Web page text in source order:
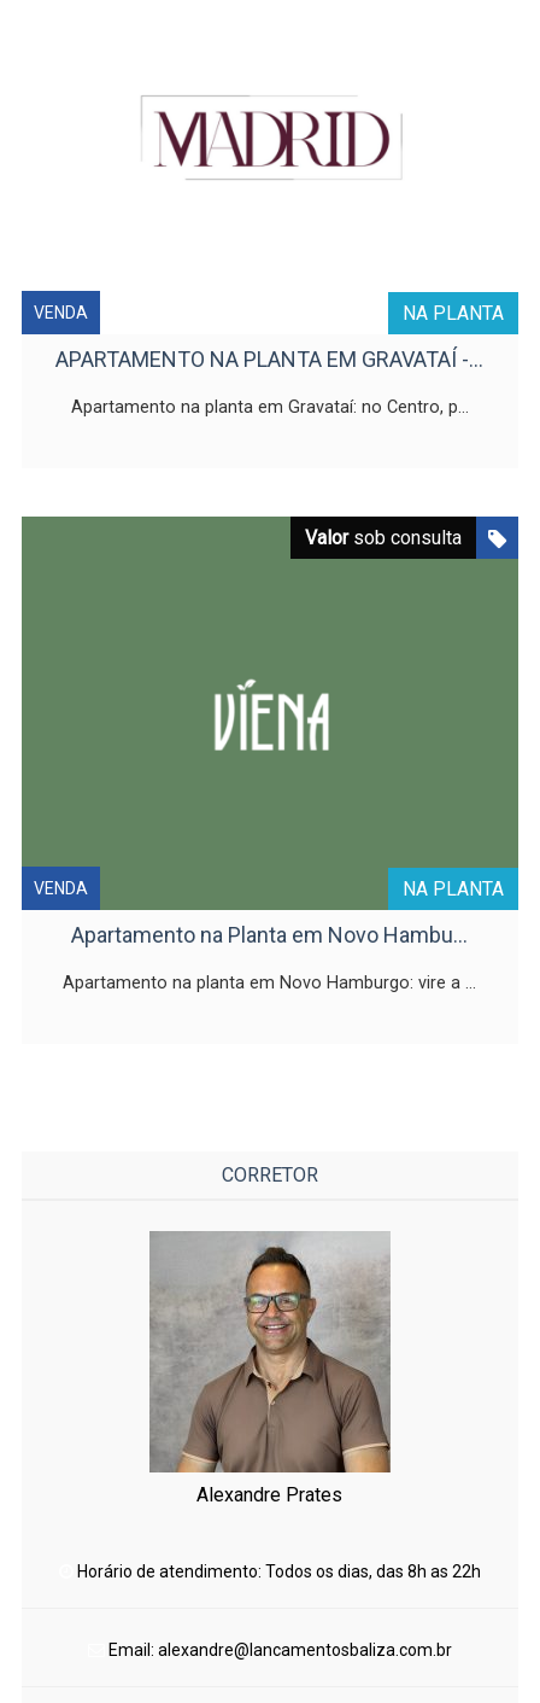
NA PLANTA
VENDA
APARTAMENTO NA PLANTA EM GRAVATAÍ -...
Apartamento na planta em Gravataí: no Centro, p...
NA PLANTA
Valorsob consulta
VENDA
Apartamento na Planta em Novo Hambu...
Apartamento na planta em Novo Hamburgo: vire a ...
CORRETOR
Alexandre Prates
Horário de atendimento: Todos os dias, das 8h as 22h
Email: alexandre@lancamentosbaliza.com.br